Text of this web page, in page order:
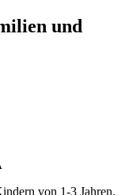
und
von 1-3 Jahren.